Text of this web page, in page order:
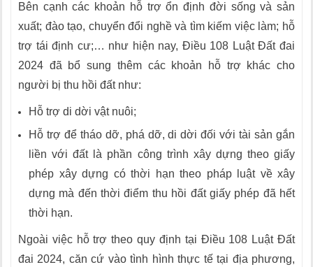
Bên cạnh các khoản hỗ trợ ổn định đời sống và sản
xuất; đào tạo, chuyển đổi nghề và tìm kiếm việc làm; hỗ
trợ tái định cư;… như hiện nay, Điều 108 Luật Đất đai
2024 đã bổ sung thêm các khoản hỗ trợ khác cho
người bị thu hồi đất như:
Hỗ trợ di dời vật nuôi;
Hỗ trợ để tháo dỡ, phá dỡ, di dời đối với tài sản gắn
liền với đất là phần công trình xây dựng theo giấy
phép xây dựng có thời hạn theo pháp luật về xây
dựng mà đến thời điểm thu hồi đất giấy phép đã hết
thời hạn.
Ngoài việc hỗ trợ theo quy định tại Điều 108 Luật Đất
đai 2024, căn cứ vào tình hình thực tế tại địa phương,